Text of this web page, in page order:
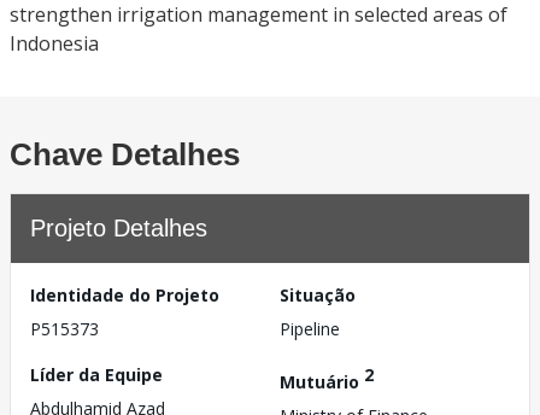
strengthen irrigation management in selected areas of
Indonesia
Chave Detalhes
Projeto Detalhes
Identidade do Projeto
P515373
Situação
Pipeline
Líder da Equipe
Abdulhamid Azad
Mutuário 2